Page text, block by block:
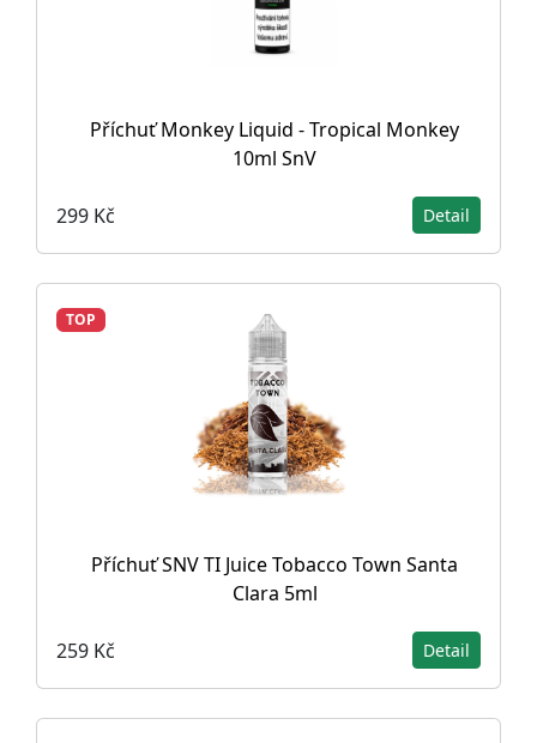
Příchuť Monkey Liquid - Tropical Monkey
10ml SnV
299 Kč Detail
TOP
Příchuť SNV TI Juice Tobacco Town Santa
Clara 5ml
259 Kč Detail